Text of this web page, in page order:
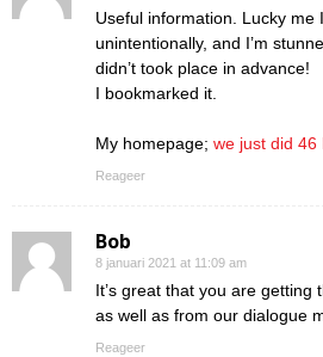
Useful information. Lucky me
unintentionally, and I’m
didn’t took place in advance!
I bookmarked it.
My homepage; we just did 46
Reageer
Bob
8 januari 2021 at 11:09 am
It’s great that you are getting
as well as from our dialogue
Reageer